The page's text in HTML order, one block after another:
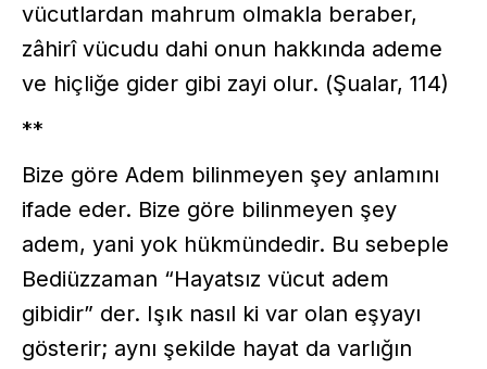
vücutlardan mahrum olmakla beraber,
zâhirî vücudu dahi onun hakkında ademe
ve hiçliğe gider gibi zayi olur. (Şualar, 114)
**
Bize göre Adem bilinmeyen şey anlamını
ifade eder. Bize göre bilinmeyen şey
adem, yani yok hükmündedir. Bu sebeple
Bediüzzaman “Hayatsız vücut adem
gibidir” der. Işık nasıl ki var olan eşyayı
gösterir; aynı şekilde hayat da varlığın